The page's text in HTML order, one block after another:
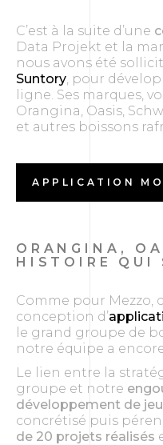
C’est à la suite d’une
Data Projekt et la
nous avons été
Suntory, pour
ligne. Ses marques,
Orangina, Oasis,
et autres boissons
APPLICATION
ORANGINA,
HISTOIRE QUI
Comme pour Mezzo,
conception d’
le grand groupe de
notre équipe a
Le lien entre la
groupe et notre
développement de
concrétisé puis
de 20 projets réalisés